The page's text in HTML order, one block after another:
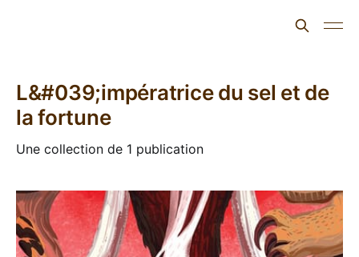
L&#039;impératrice du sel et de
la fortune
Une collection de 1 publication